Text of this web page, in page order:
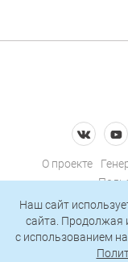
О проекте
Наш сайт
сайта. Продолжая
c использованием